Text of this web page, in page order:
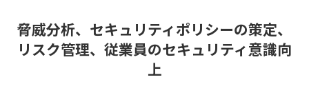
脅威分析、セキュリティポリシーの策定、
リスク管理、従業員のセキュリティ意識向
上